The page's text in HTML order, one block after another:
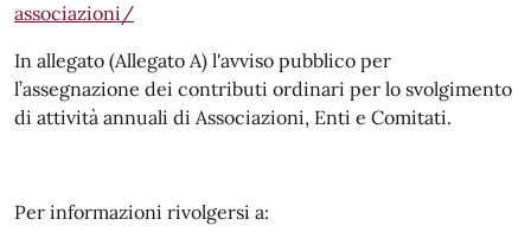
associazioni/
In allegato (Allegato A) l'avviso pubblico per
l’assegnazione dei contributi ordinari per lo svolgimento
di attività annuali di Associazioni, Enti e Comitati.
Per informazioni rivolgersi a: